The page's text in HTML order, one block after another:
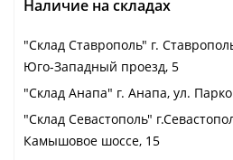
Наличие на складах
"Cклад Ставрополь" г.
Юго-Западный проезд, 5
"Cклад Анапа" г. Анапа, ул.
"Cклад Севастополь"
Камышовое шоссе, 15